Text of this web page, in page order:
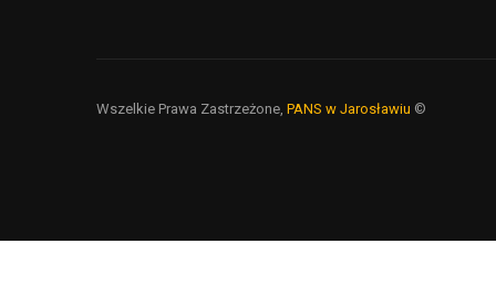
Wszelkie Prawa Zastrzeżone, PANS w Jarosławiu ©